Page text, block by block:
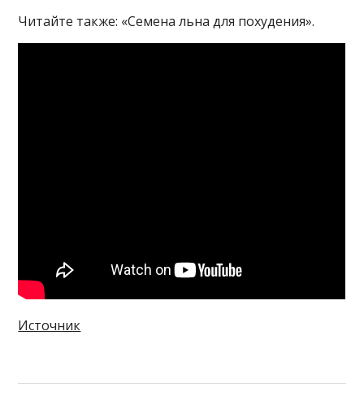
Читайте также: «Семена льна для похудения».
Источник